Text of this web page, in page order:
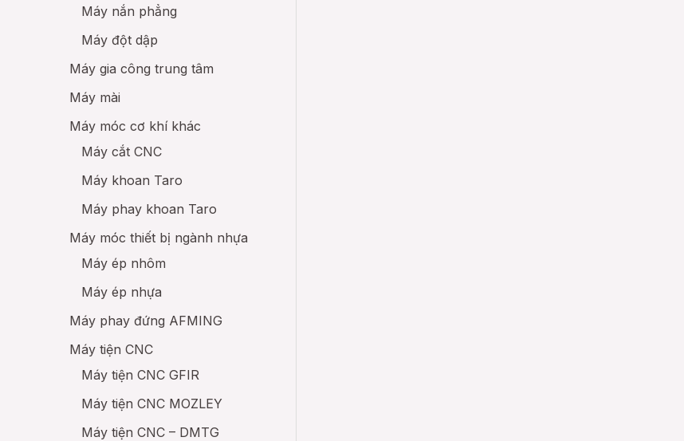
Máy nắn phẳng
Máy đột dập
Máy gia công trung tâm
Máy mài
Máy móc cơ khí khác
Máy cắt CNC
Máy khoan Taro
Máy phay khoan Taro
Máy móc thiết bị ngành nhựa
Máy ép nhôm
Máy ép nhựa
Máy phay đứng AFMING
Máy tiện CNC
Máy tiện CNC GFIR
Máy tiện CNC MOZLEY
Máy tiện CNC – DMTG